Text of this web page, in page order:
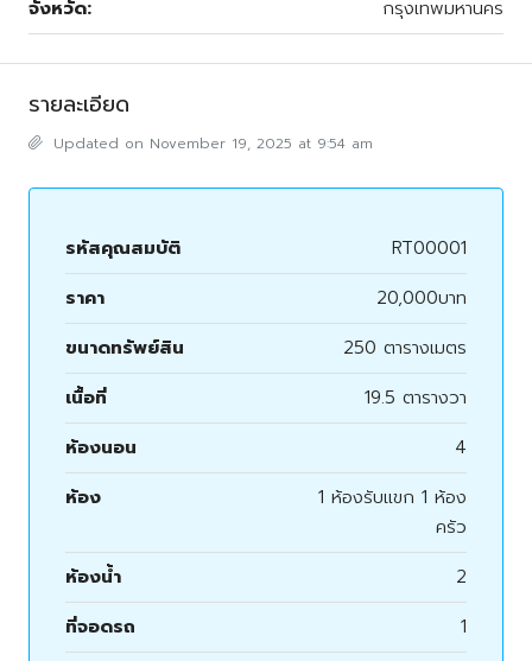
จังหวัด: กรุงเทพมหานคร
รายละเอียด
Updated on November 19, 2025 at 9:54 am
รหัสคุณสมบัติ
RT00001
ราคา
20,000บาท
ขนาดทรัพย์สิน
250 ตารางเมตร
เนื้อที่
19.5 ตารางวา
ห้องนอน
4
ห้อง
1 ห้องรับแขก 1 ห้อง
ครัว
ห้องน้ำ
2
ที่จอดรถ
1